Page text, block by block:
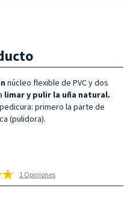
núcleo flexible de PVC y dos
limar y pulir la uña natural.
primero la parte de
(pulidora).
1 Opiniones